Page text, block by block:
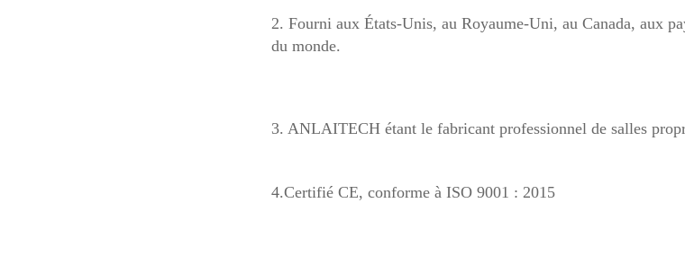
2. Fourni aux États-Unis, au Royaume-Uni, au Canada, aux
du monde.
3. ANLAITECH étant le fabricant professionnel de salles
4.Certifié CE, conforme à ISO 9001 : 2015